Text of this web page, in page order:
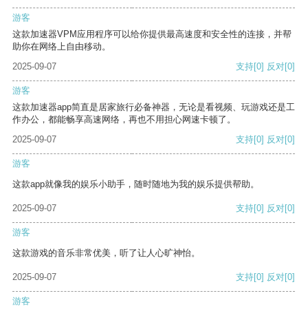
游客
这款加速器VPM应用程序可以给你提供最高速度和安全性的连接，并帮
助你在网络上自由移动。
2025-09-07
支持[0] 反对[0]
游客
这款加速器app简直是居家旅行必备神器，无论是看视频、玩游戏还是工
作办公，都能畅享高速网络，再也不用担心网速卡顿了。
2025-09-07
支持[0] 反对[0]
游客
这款app就像我的娱乐小助手，随时随地为我的娱乐提供帮助。
2025-09-07 支持[0] 反对[0]
游客
这款游戏的音乐非常优美，听了让人心旷神怡。
2025-09-07 支持[0] 反对[0]
游客